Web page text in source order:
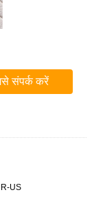
संपर्क करें
US